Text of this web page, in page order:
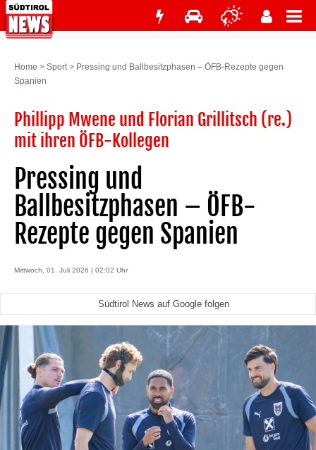
Home > Sport> Pressing und Ballbesitzphasen – ÖFB-Rezepte gegen
Spanien
Phillipp Mwene und Florian Grillitsch (re.)
mit ihren ÖFB-Kollegen
Pressing und
Ballbesitzphasen – ÖFB-
Rezepte gegen Spanien
Mittwoch, 01. Juli 2026 | 02:02 Uhr
Südtirol News auf Google folgen